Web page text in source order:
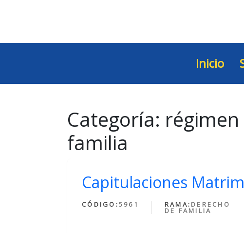
Inicio
Categoría:
familia
Capitulaciones
CÓDIGO:5961 RAMA: DERECHO
DE FAMILIA